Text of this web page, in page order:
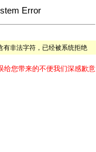
Error
有非法字符，已经被系统拒绝
给您带来的不便我们深感歉意